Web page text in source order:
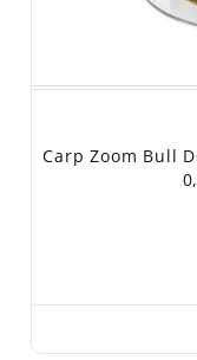
Carp Zoom Bull